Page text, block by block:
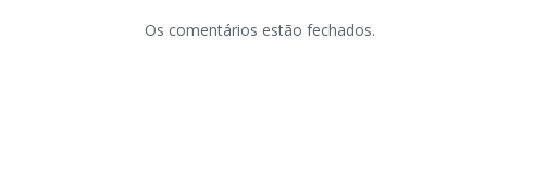
Os comentários estão fechados.